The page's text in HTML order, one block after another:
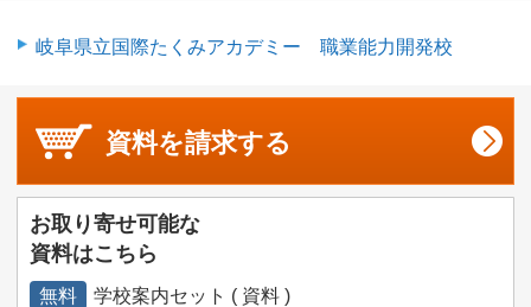
岐阜県立国際たくみアカデミー 職業能力開発校
資料を請求する
お取り寄せ可能な
資料はこちら
無料 学校案内セット ( 資料 )